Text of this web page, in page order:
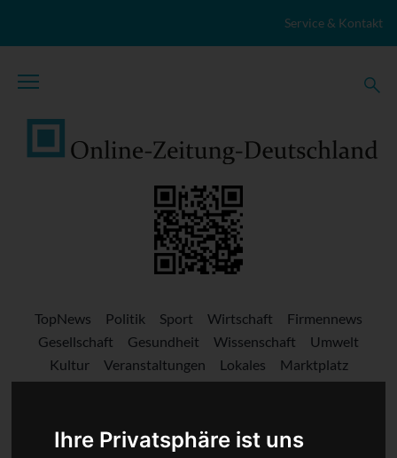
Ihre Privatsphäre ist uns
Service & Kontakt
TopNews Politik Sport Wirtschaft
Firmennews
Gesellschaft
Gesundheit Wissenschaft
Umwelt
Kultur
Veranstaltungen Lokales
Marktplatz
Stellenangebote